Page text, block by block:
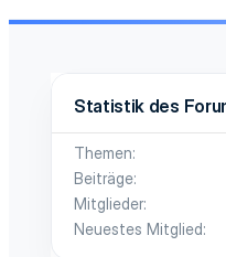
Statistik des
Themen
Beiträge
Mitglieder
Neuestes Mitglied